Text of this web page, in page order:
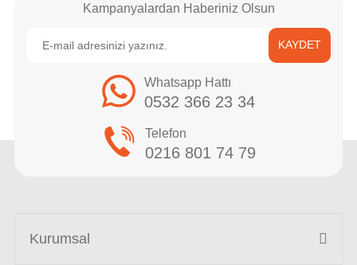
Kampanyalardan Haberiniz Olsun
KAYDET
Whatsapp Hattı
0532 366 23 34
Telefon
0216 801 74 79
Kurumsal